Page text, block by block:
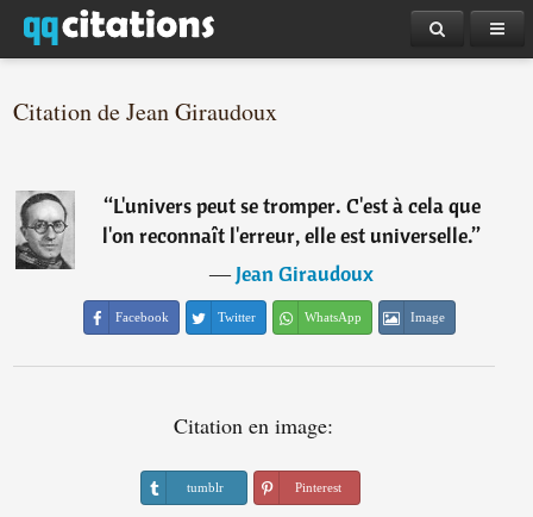
Citation de Jean Giraudoux
“L'univers peut se tromper. C'est à cela que
l'on reconnaît l'erreur, elle est universelle.”
―Jean Giraudoux
Facebook Twitter WhatsApp Image
Citation en image:
tumblr Pinterest